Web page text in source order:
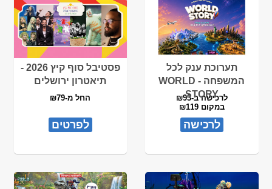
תערוכת ענק לכל
המשפחה - WORLD
STORY
לרכישה ב-₪93
במקום ₪119
לרכישה
פסטיבל סוף קיץ 2026 -
תיאטרון ירושלים
החל מ-₪79
לפרטים